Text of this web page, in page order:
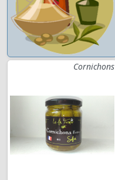
Cornichons